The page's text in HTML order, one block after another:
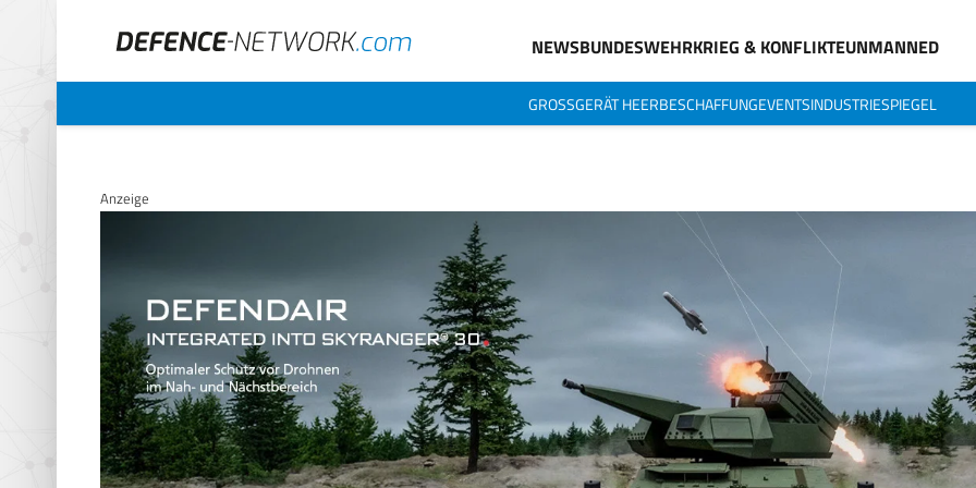
NEWSBUNDESWEHRKRIEG & KONFLIKTEUNMANNED
GROSSGERÄT HEERBESCHAFFUNGEVENTSINDUSTRIESPIEGEL
Anzeige